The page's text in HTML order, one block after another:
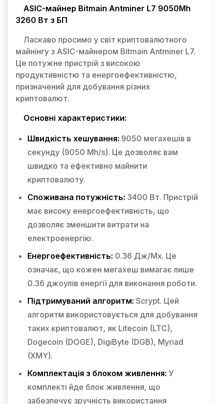
ASIC-майнер Bitmain Antminer L7 9050Mh
3260 Вт з БП
Ласкаво просимо у світ криптовалютного
майнінгу з ASIC-майнером Bitmain Antminer L7.
Це потужне пристрій з високою
продуктивністю та енергоефективністю,
призначений для добування різних
криптовалют.
Основні характеристики:
Швидкість хешування: 9050 мегахешів в
секунду (9050 Mh/s). Це дозволяє вам
швидко та ефективно майнити
криптовалюту.
Споживана потужність: 3400 Вт. Пристрій
має високу енергоефективність, що
дозволяє зменшити витрати на
електроенергію.
Енергоефективність: 0.36 Дж/Мх. Це
означає, що кожен мегахеш вимагає лише
0.36 джоулів енергії для виконання роботи.
Підтримуваний алгоритм: Scrypt. Цей
алгоритм використовується для добування
таких криптовалют, як Litecoin (LTC),
Dogecoin (DOGE), DigiByte (DGB), Myriad
(XMY).
Комплектація з блоком живлення: У
комплекті йде блок живлення, що
забезпечує зручність використання